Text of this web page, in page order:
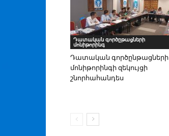
Դատական գործըթացների
մոնիթորինգ
Դատական գործընթացների
մոնիթորինգի զեկույցի
շնորհահանդես